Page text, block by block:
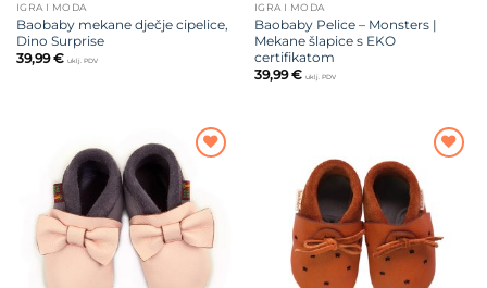
IGRA I MODA
Baobaby mekane dječje cipelice,
Dino Surprise
39,99€ uklj. PDV
IGRA I MODA
Baobaby Pelice – Monsters |
Mekane šlapice s EKO
certifikatom
39,99€ uklj. PDV
Dodajte
na listu
želja
na listu